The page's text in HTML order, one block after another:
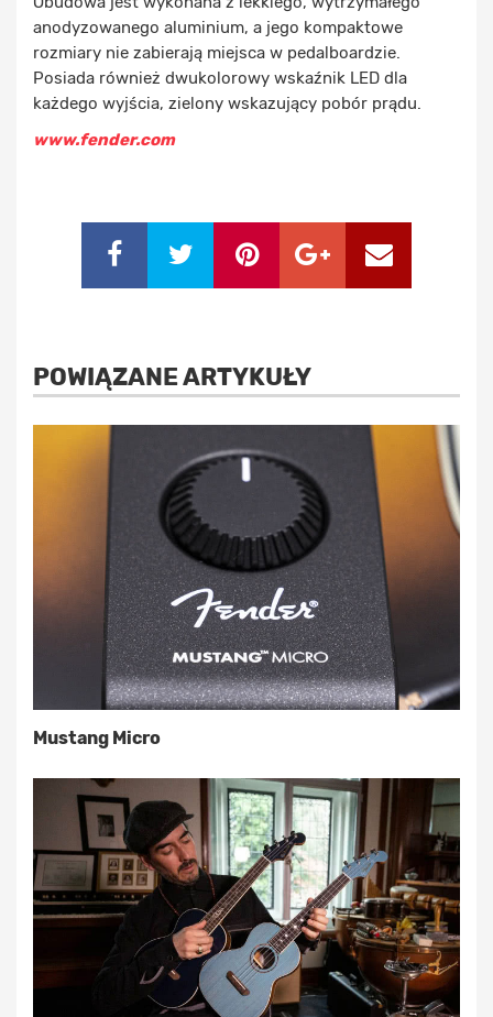
anodyzowanego aluminium, a jego kompaktowe
rozmiary nie zabierają miejsca w pedalboardzie.
Posiada również dwukolorowy wskaźnik LED dla
każdego wyjścia, zielony wskazujący pobór prądu.
www.fender.com
POWIĄZANE ARTYKUŁY
Mustang Micro